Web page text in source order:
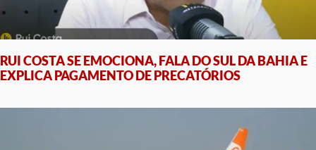
RUI COSTA SE EMOCIONA, FALA DO SUL DA BAHIA E
EXPLICA PAGAMENTO DE PRECATÓRIOS